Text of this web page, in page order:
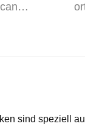
sind speziell